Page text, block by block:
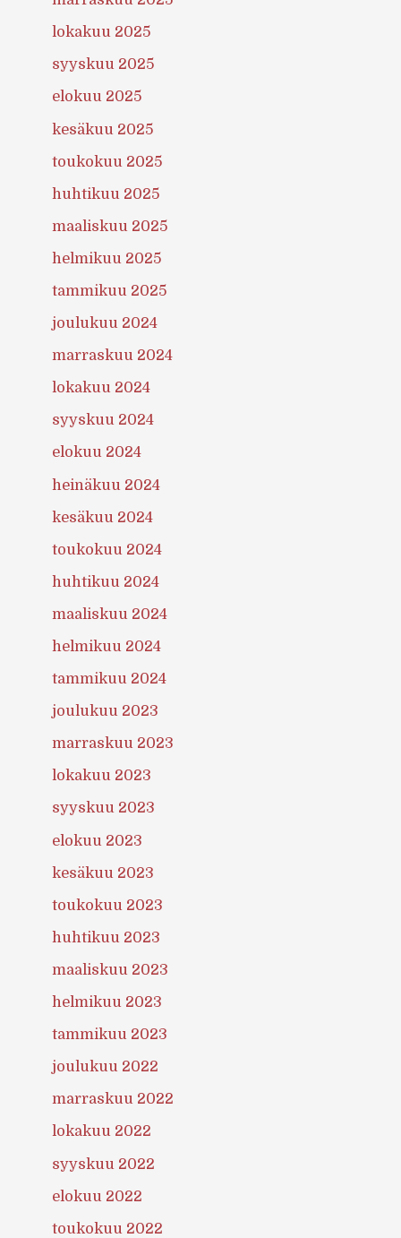
lokakuu 2025
syyskuu 2025
elokuu 2025
kesäkuu 2025
toukokuu 2025
huhtikuu 2025
maaliskuu 2025
helmikuu 2025
tammikuu 2025
joulukuu 2024
marraskuu 2024
lokakuu 2024
syyskuu 2024
elokuu 2024
heinäkuu 2024
kesäkuu 2024
toukokuu 2024
huhtikuu 2024
maaliskuu 2024
helmikuu 2024
tammikuu 2024
joulukuu 2023
marraskuu 2023
lokakuu 2023
syyskuu 2023
elokuu 2023
kesäkuu 2023
toukokuu 2023
huhtikuu 2023
maaliskuu 2023
helmikuu 2023
tammikuu 2023
joulukuu 2022
marraskuu 2022
lokakuu 2022
syyskuu 2022
elokuu 2022
toukokuu 2022